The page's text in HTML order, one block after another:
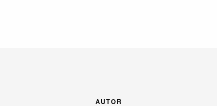
AUTOR